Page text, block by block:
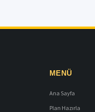
MENÜ
Ana Sayfa
Plan Hazırla